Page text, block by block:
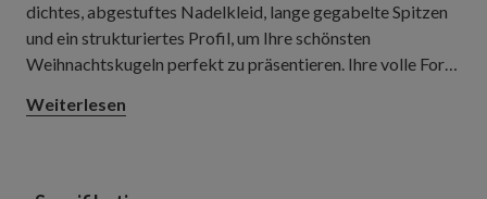
dichtes, abgestuftes Nadelkleid, lange gegabelte Spitzen
und ein strukturiertes Profil, um Ihre schönsten
Weihnachtskugeln perfekt zu präsentieren. Ihre volle Form
geräumige Flure mit Platz für einen großzügigen
Weiterlesen